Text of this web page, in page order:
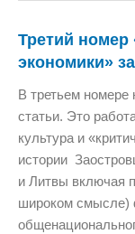
Третий номер
экономики» за
В третьем номере
статьи. Это
культура и
истории
и Литвы включая
широком смысле)